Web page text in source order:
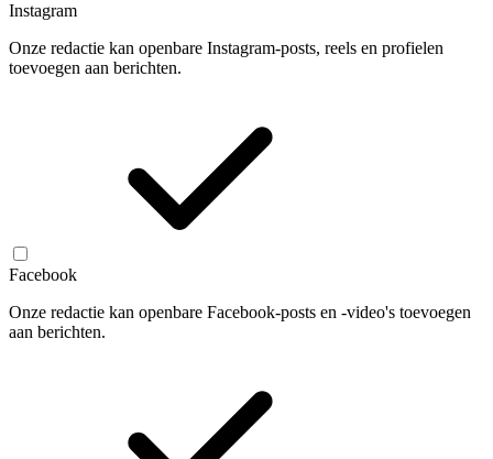
Instagram
Onze redactie kan openbare Instagram-posts, reels en profielen
toevoegen aan berichten.
Facebook
Onze redactie kan openbare Facebook-posts en -video's toevoegen
aan berichten.